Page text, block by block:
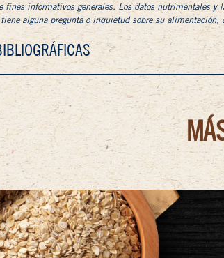
fines informativos generales. Los datos nutrimentales y
alguna pregunta o inquietud sobre su alimentación,